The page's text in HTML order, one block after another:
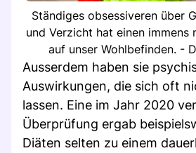
Ständiges obsessiveren über
und Verzicht hat einen immens
auf unser Wohlbefinden. -
Ausserdem haben sie
Auswirkungen, die sich oft
lassen. Eine im Jahr 2020
Überprüfung ergab
Diäten selten zu einem